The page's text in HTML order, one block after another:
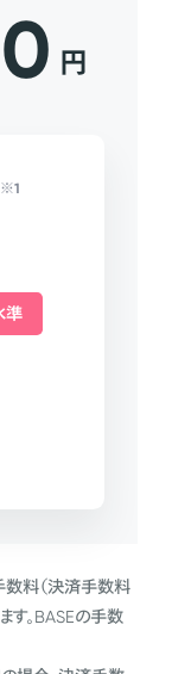
円
※1
準
数料（決済手数料
す。BASEの手数